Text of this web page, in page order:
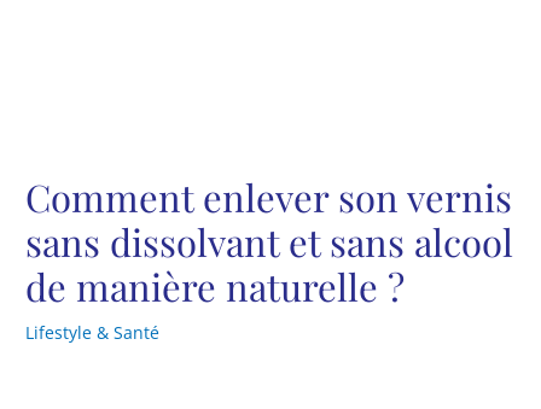
Comment enlever son vernis
sans dissolvant et sans alcool
de manière naturelle ?
Lifestyle & Santé